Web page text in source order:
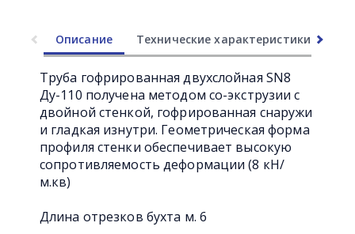
Описание Технические характеристики
Труба гофрированная двухслойная SN8
Ду-110 получена методом со-экструзии с
двойной стенкой, гофрированная снаружи
и гладкая изнутри. Геометрическая форма
профиля стенки обеспечивает высокую
сопротивляемость деформации (8 кH/
м.кв)
Длина отрезков бухта м. 6